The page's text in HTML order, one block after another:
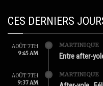
CES DERNIERS
AOÛT 7TH
9:45 AM
MARTINIQUE
Entre after-
AOÛT 7TH
9:37 AM
MARTINIQUE